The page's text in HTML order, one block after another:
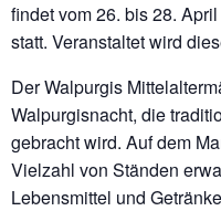
findet vom 26. bis 28.
statt. Veranstaltet wird
Der Walpurgis
Walpurgisnacht, die
gebracht wird. Auf dem
Vielzahl von Ständen
Lebensmittel und